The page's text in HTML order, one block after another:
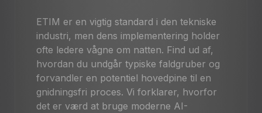
ETIM er en vigtig standard i den tekniske
industri, men dens implementering holder
ofte ledere vågne om natten. Find ud af,
hvordan du undgår typiske faldgruber og
forvandler en potentiel hovedpine til en
gnidningsfri proces. Vi forklarer, hvorfor
det er værd at bruge moderne AI-